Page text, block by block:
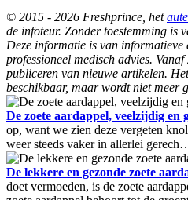
© 2015 - 2026 Freshprince, het
de infoteur. Zonder toestemming is
Deze informatie is van
professioneel medisch advies.
publiceren van nieuwe artikelen.
beschikbaar, maar wordt niet meer
De zoete aardappel, veelzijdig en
op, want we zien deze vergeten
weer steeds vaker in allerlei
De lekkere en gezonde zoete
doet vermoeden, is de zoete